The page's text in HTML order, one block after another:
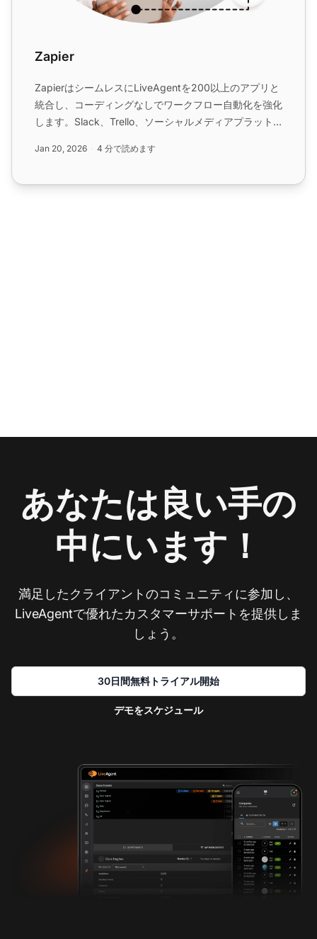
Zapier
ZapierはシームレスにLiveAgentを200以上のアプリと
統合し、コーディングなしでワークフロー自動化を強化
します。Slack、Trello、ソーシャルメディアプラット
を得られます。タスクの合理化と効率の向上に最適で
Jan 20, 2026 4 分で読めます
あなたは良い手の
中にいます！
満足したクライアントのコミュニティに参加し、
LiveAgentで優れたカスタマーサポートを提供しま
しょう。
30日間無料トライアル開始
デモをスケジュール